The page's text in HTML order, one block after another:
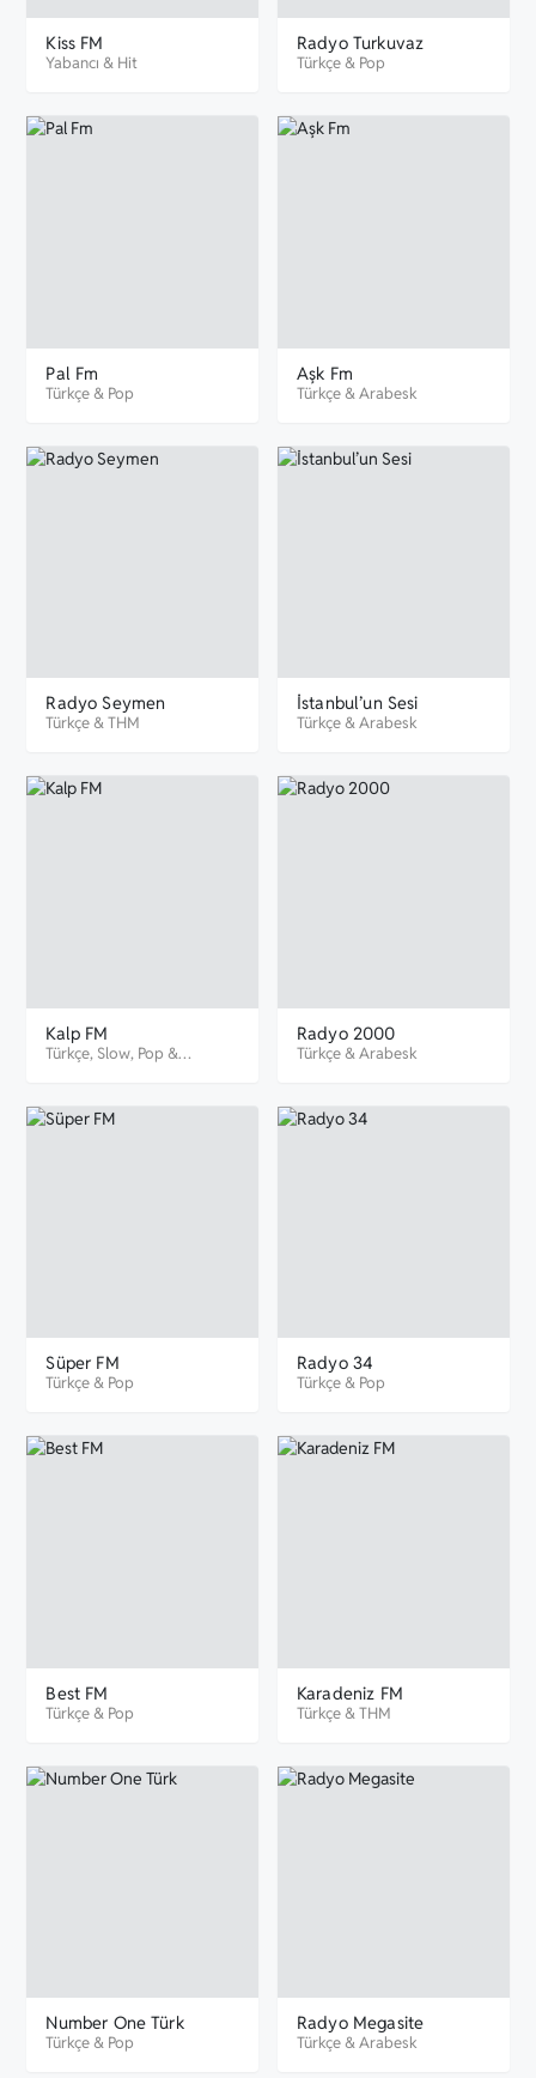
Kiss FM
Yabancı & Hit
Radyo Turkuvaz
Türkçe& Pop
Pal Fm
Türkçe& Pop
Aşk Fm
Türkçe&Arabesk
Radyo Seymen
Türkçe&THM
İstanbul’un Sesi
Türkçe&Arabesk
Kalp FM
Türkçe, Slow, Pop &
Radyo 2000
Türkçe&Arabesk
Süper FM
Türkçe& Pop
Radyo 34
Türkçe& Pop
Best FM
Türkçe& Pop
Karadeniz FM
Türkçe&THM
Number One Türk
Türkçe& Pop
Radyo Megasite
Türkçe&Arabesk